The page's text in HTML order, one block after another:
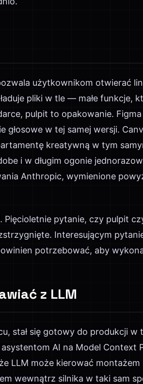
użytkownikom otwierać
pliki w tle — małe funkcje,
pulpit to opakowanie.
głosowe w tej samej wersji.
kreatywną w tym
i w długim ogonie
Anthropic, wymienione
pytanie, czy pulpit
Interesującym
potrzebować, aby
z LLM
stał się gotowy do produkcji
AI na Model Context
LLM może kierować montażem
wewnątrz silnika w taki sam